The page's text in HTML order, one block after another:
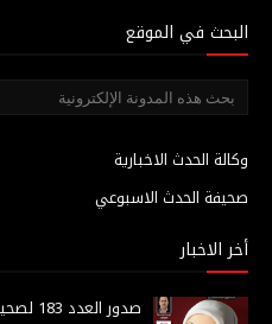
البحث في الموقع
وكالة الحدث الاخبارية
صحيفة الحدث الاسبوعي
أخر الاخبار
صدور العدد 183 لصحيفة الحدث الاسبوعي من لندن